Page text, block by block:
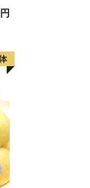
円